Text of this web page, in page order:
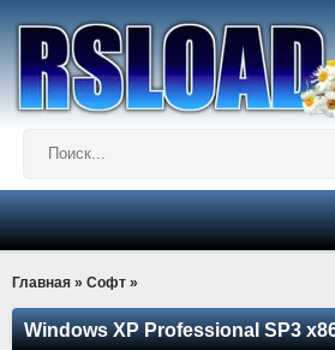
Главная » Софт »
Windows XP Professional SP3